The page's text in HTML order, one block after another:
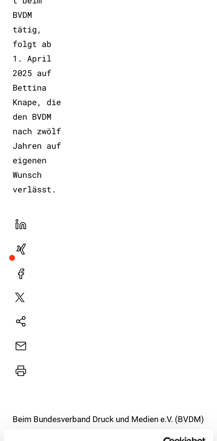
BVDM
tätig,
folgt ab
1. April
2025 auf
Bettina
Knape, die
den BVDM
nach zwölf
Jahren auf
eigenen
Wunsch
verlässt.
LinekdIn
Xing
Facebook
Plattform
Natives
E-
Drucker
Beim Bundesverband Druck und Medien e.V. (BVDM)